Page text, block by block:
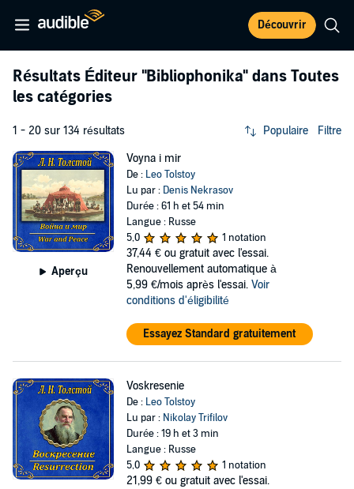
Découvrir
Résultats Éditeur "Bibliophonika" dans Toutes
les catégories
1 - 20 sur 134 résultats Populaire Filtre
Aperçu
Voyna i mir
De : Leo Tolstoy
Lu par : Denis Nekrasov
Durée : 61 h et 54 min
Langue : Russe
5,0
1 notation
37,44 € ou gratuit avec l'essai.
Renouvellement automatique à
5,99 €/mois après l'essai. Voir
conditions d'éligibilité
Essayez Standard gratuitement
Voskresenie
De : Leo Tolstoy
Lu par : Nikolay Trifilov
Durée : 19 h et 3 min
Langue : Russe
5,0
1 notation
21,99 € ou gratuit avec l'essai.